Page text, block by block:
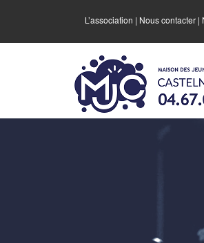
L’association | Nous contacter |